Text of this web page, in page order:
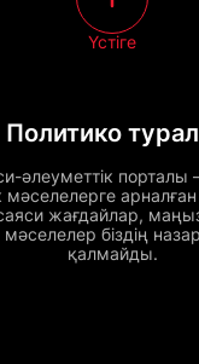
Политико
әлеуметтік порталы –
мәселелерге
саяси жағдайлар,
мәселелер біздің
қалмайды.
Үстіге